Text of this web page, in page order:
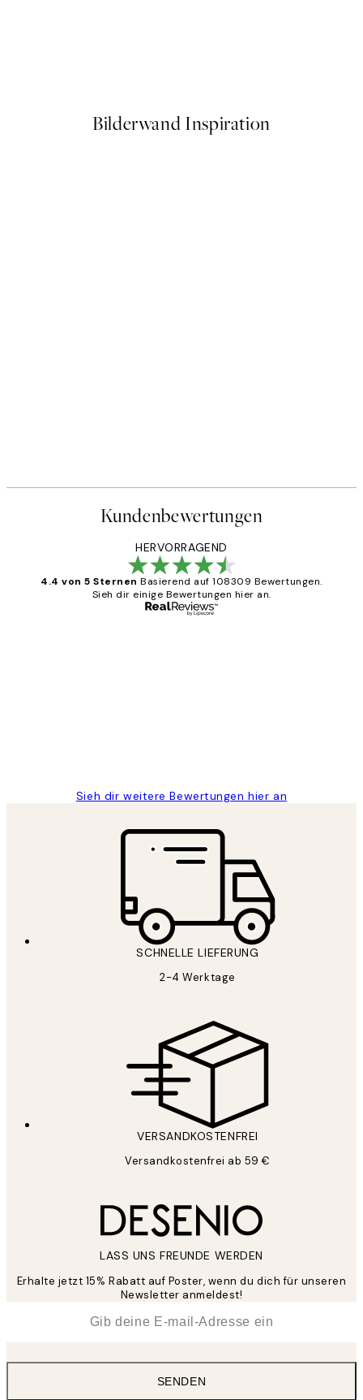
Bilderwand Inspiration
Kundenbewertungen
HERVORRAGEND
4.4 von 5 Sternen Basierend auf 108309 Bewertungen.
Sieh dir einige Bewertungen hier an.
Sieh dir weitere Bewertungen hier an
SCHNELLE LIEFERUNG
2-4 Werktage
VERSANDKOSTENFREI
Versandkostenfrei ab 59 €
LASS UNS FREUNDE WERDEN
Erhalte jetzt 15% Rabatt auf Poster, wenn du dich für unseren
Newsletter anmeldest!
SENDEN